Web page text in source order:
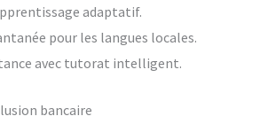
adaptatif.
pour les langues locales.
avec tutorat intelligent.
bancaire